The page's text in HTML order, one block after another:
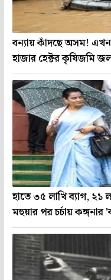
বন্যায় কাঁদছে অসম!
হাজার হেক্টর কৃষিজমি
হাতে ৩৫ লাখি ব্যাগ,
মহুয়ার পর চর্চায় কঙ্গনার